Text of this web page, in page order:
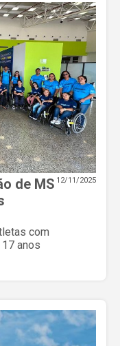
12/11/2025
de MS
com
anos